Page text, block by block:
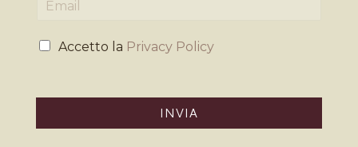
m
iP
Accetto la Privacy Policy
INVIA